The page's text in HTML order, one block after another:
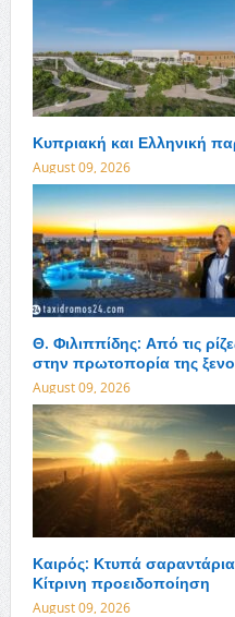
Κυπριακή και Ελληνική
August 09, 2026
Θ. Φιλιππίδης: Από τις
στην πρωτοπορία της
August 09, 2026
Καιρός: Κτυπά
Κίτρινη προειδοποίηση
August 09, 2026